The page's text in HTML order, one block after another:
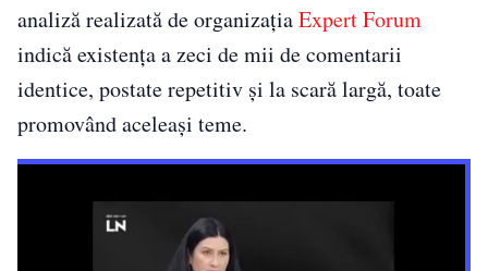
analiză realizată de organizațiaExpert Forum
indică existența a zeci de mii de comentarii
identice, postate repetitiv și la scară largă, toate
promovând aceleași teme.